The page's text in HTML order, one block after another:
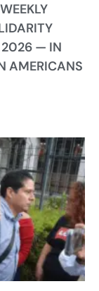
2026 — IN
AMERICANS